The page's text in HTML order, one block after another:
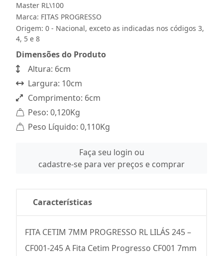
Master RL\100
Marca: FITAS PROGRESSO
Origem: 0 - Nacional, exceto as indicadas nos códigos 3,
4, 5 e 8
Dimensões do Produto
Altura: 6cm
Largura: 10cm
Comprimento: 6cm
Peso: 0,120Kg
Peso Líquido: 0,110Kg
Faça seu login ou
cadastre-se para ver preços e comprar
Características
FITA CETIM 7MM PROGRESSO RL LILÁS 245 –
CF001-245 A Fita Cetim Progresso CF001 7mm